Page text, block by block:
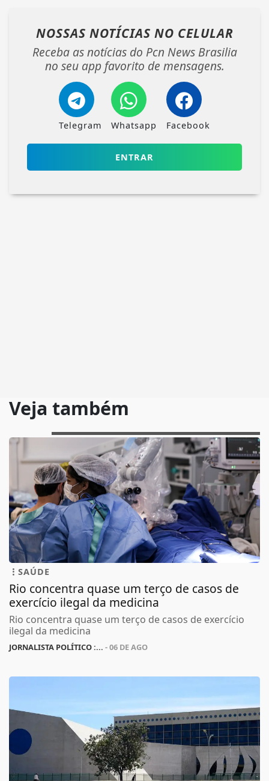
NOSSAS NOTÍCIAS NO CELULAR
Receba as notícias do Pcn News Brasilia
no seu app favorito de mensagens.
Telegram Whatsapp Facebook
ENTRAR
Veja também
SAÚDE
Rio concentra quase um terço de casos de
exercício ilegal da medicina
Rio concentra quase um terço de casos de exercício
ilegal da medicina
JORNALISTA POLÍTICO :... - 06 DE AGO